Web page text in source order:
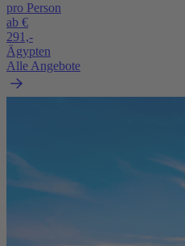
pro Person
ab €
291,-
Ägypten
Alle Angebote